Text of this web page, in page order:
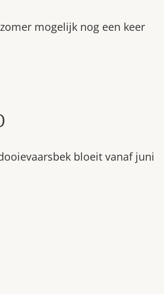
mogelijk nog een keer
bloeit vanaf juni